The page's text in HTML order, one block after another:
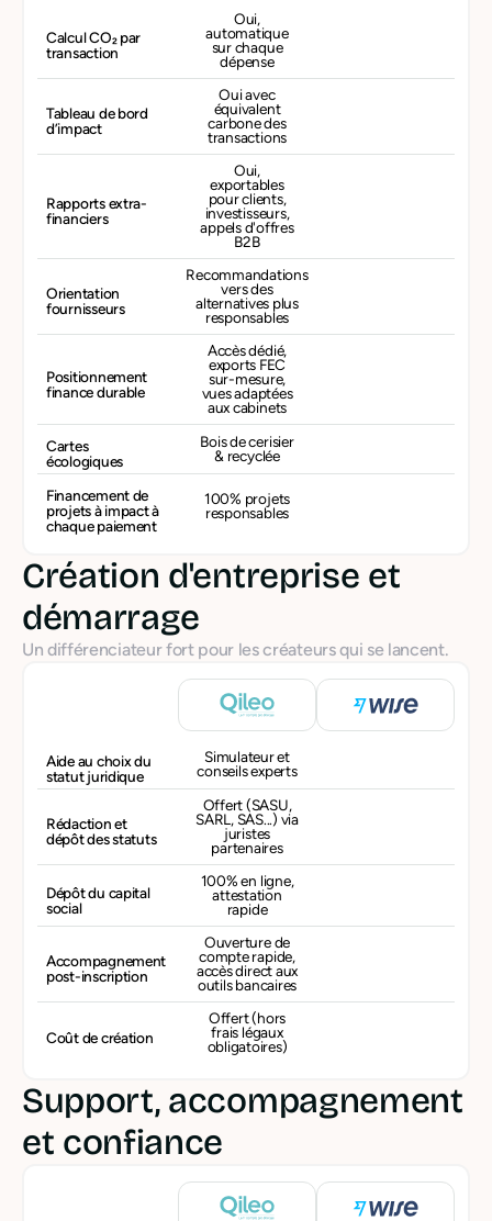
Calcul CO₂ par
transaction
Oui,
automatique
sur chaque
dépense
Tableau de bord
d’impact
Oui avec
équivalent
carbone des
transactions
Rapports extra-
financiers
Oui,
exportables
pour clients,
investisseurs,
appels d'offres
B2B
Orientation
fournisseurs
Recommandations
vers des
alternatives plus
responsables
Positionnement
finance durable
Accès dédié,
exports FEC
sur-mesure,
vues adaptées
aux cabinets
Cartes
écologiques
Bois de cerisier
& recyclée
Financement de
projets à impact à
chaque paiement
100% projets
responsables
Création d'entreprise et
démarrage
Un différenciateur fort pour les créateurs qui se lancent.
Aide au choix du
statut juridique
Simulateur et
conseils experts
Rédaction et
dépôt des statuts
Offert (SASU,
SARL, SAS...) via
juristes
partenaires
Dépôt du capital
social
100% en ligne,
attestation
rapide
Accompagnement
post-inscription
Ouverture de
compte rapide,
accès direct aux
outils bancaires
Coût de création
Offert (hors
frais légaux
obligatoires)
Support, accompagnement
et confiance